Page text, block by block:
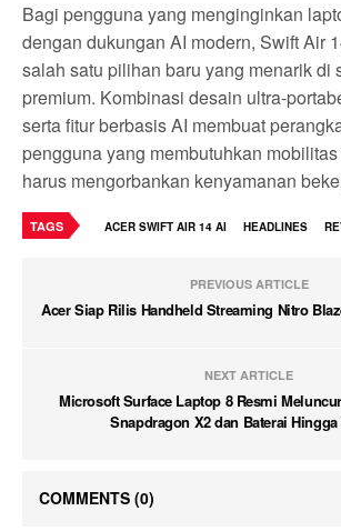
Bagi pengguna yang menginginkan
dengan dukungan AI modern, Swift Air
salah satu pilihan baru yang menarik di
premium. Kombinasi desain ultra-
serta fitur berbasis AI membuat
pengguna yang membutuhkan
harus mengorbankan kenyamanan
TAGS ACER SWIFT AIR 14 AI HEADLINES
PREVIOUS ARTICLE
Acer Siap Rilis Handheld Streaming Nitro
NEXT ARTICLE
Microsoft Surface Laptop 8 Resmi
Snapdragon X2 dan Baterai Hingga
COMMENTS (0)